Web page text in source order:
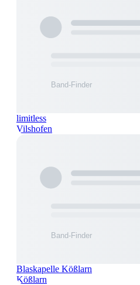
limitless
Vilshofen
Blaskapelle Kößlarn
Kößlarn